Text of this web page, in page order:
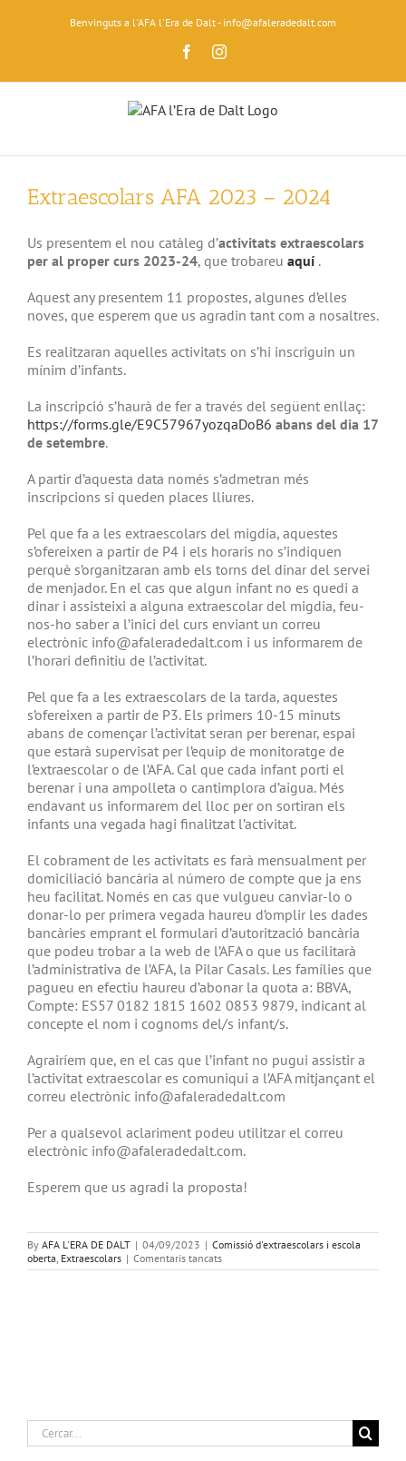
Benvinguts a l'AFA l'Era de Dalt - info@afaleradedalt.com
FacebookInstagram
Image
Extraescolars AFA 2023 – 2024
Us presentem el nou catàleg d’activitats extraescolars
per al proper curs 2023-24, que trobareu aquí.
Aquest any presentem 11 propostes, algunes d’elles
noves, que esperem que us agradin tant com a nosaltres.
Es realitzaran aquelles activitats on s’hi inscriguin un
mínim d’infants.
La inscripció s’haurà de fer a través del següent enllaç:
https://forms.gle/E9C57967yozqaDoB6 abans del dia 17
de setembre.
A partir d’aquesta data només s’admetran més
inscripcions si queden places lliures.
Pel que fa a les extraescolars del migdia, aquestes
s’ofereixen a partir de P4 i els horaris no s’indiquen
perquè s’organitzaran amb els torns del dinar del servei
de menjador. En el cas que algun infant no es quedi a
dinar i assisteixi a alguna extraescolar del migdia, feu-
nos-ho saber a l’inici del curs enviant un correu
electrònic info@afaleradedalt.com i us informarem de
l’horari definitiu de l’activitat.
Pel que fa a les extraescolars de la tarda, aquestes
s’ofereixen a partir de P3. Els primers 10-15 minuts
abans de començar l’activitat seran per berenar, espai
que estarà supervisat per l’equip de monitoratge de
l’extraescolar o de l’AFA. Cal que cada infant porti el
berenar i una ampolleta o cantimplora d’aigua. Més
endavant us informarem del lloc per on sortiran els
infants una vegada hagi finalitzat l’activitat.
El cobrament de les activitats es farà mensualment per
domiciliació bancària al número de compte que ja ens
heu facilitat. Només en cas que vulgueu canviar-lo o
donar-lo per primera vegada haureu d’omplir les dades
bancàries emprant el formulari d’autorització bancària
que podeu trobar a la web de l’AFA o que us facilitarà
l’administrativa de l’AFA, la Pilar Casals. Les famílies que
pagueu en efectiu haureu d’abonar la quota a: BBVA,
Compte: ES57 0182 1815 1602 0853 9879, indicant al
concepte el nom i cognoms del/s infant/s.
Agrairíem que, en el cas que l’infant no pugui assistir a
l’activitat extraescolar es comuniqui a l’AFA mitjançant el
correu electrònic info@afaleradedalt.com
Per a qualsevol aclariment podeu utilitzar el correu
electrònic info@afaleradedalt.com.
Esperem que us agradi la proposta!
By AFA L'ERA DE DALT | 04/09/2023 | Comissió d'extraescolars i escola
oberta, Extraescolars | Comentaris tancatsa
Extraescolars
Cerca
…